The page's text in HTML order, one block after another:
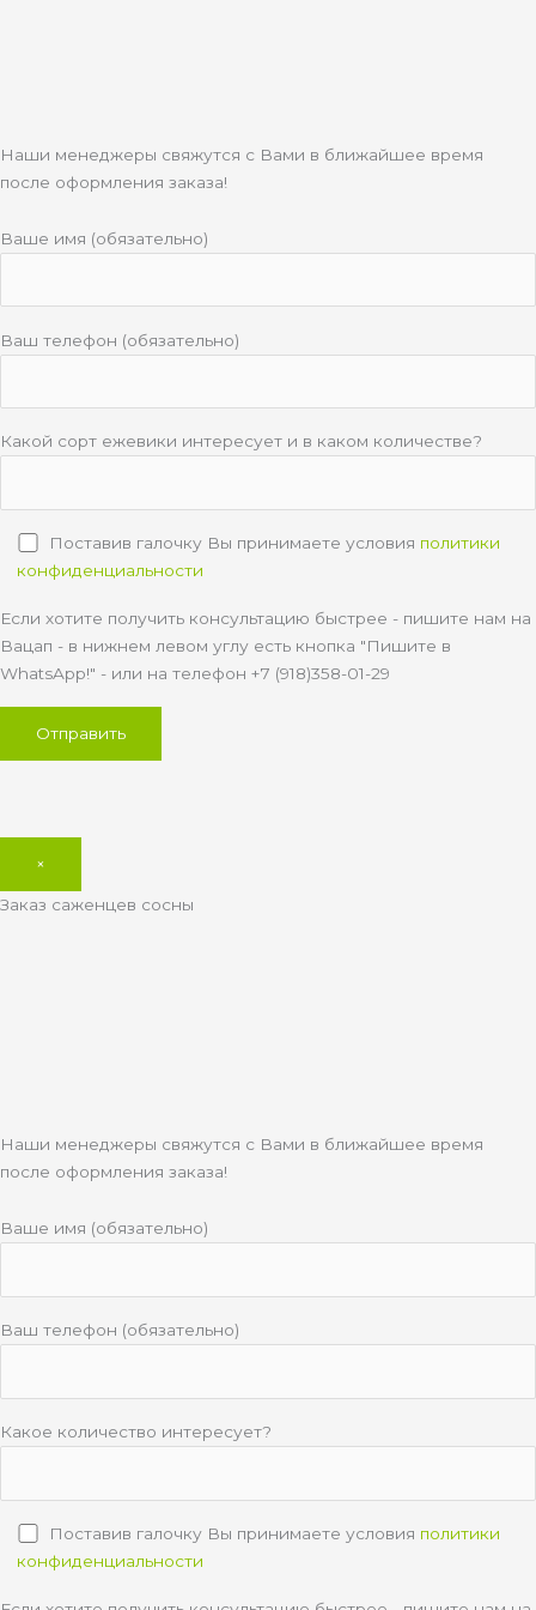
Наши менеджеры свяжутся с Вами в ближайшее время
после оформления заказа!
Ваше имя (обязательно)
Ваш телефон (обязательно)
Какой сорт ежевики интересует и в каком количестве?
Поставив галочку Вы принимаете условия политики
конфиденциальности
Если хотите получить консультацию быстрее - пишите нам на
Вацап - в нижнем левом углу есть кнопка "Пишите в
WhatsApp!" - или на телефон +7 (918)358-01-29
×
Заказ саженцев сосны
Наши менеджеры свяжутся с Вами в ближайшее время
после оформления заказа!
Ваше имя (обязательно)
Ваш телефон (обязательно)
Какое количество интересует?
Поставив галочку Вы принимаете условия политики
конфиденциальности